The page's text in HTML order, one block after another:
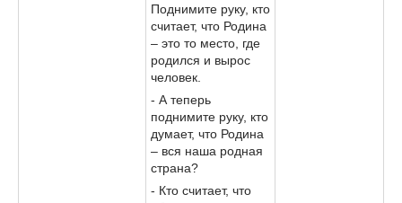
Поднимите руку, кто
считает, что Родина
– это то место, где
родился и вырос
человек.
- А теперь
поднимите руку, кто
думает, что Родина
– вся наша родная
страна?
- Кто считает, что